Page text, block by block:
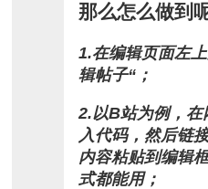
那么怎么做到
1.在编辑页面左
辑帖子“；
2.以B站为例，在
入代码，然后链
内容粘贴到编辑
式都能用；